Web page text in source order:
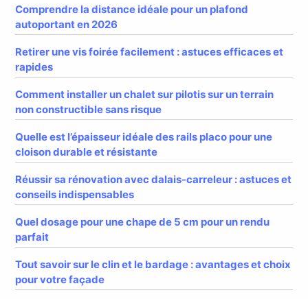
Comprendre la distance idéale pour un plafond
autoportant en 2026
Retirer une vis foirée facilement : astuces efficaces et
rapides
Comment installer un chalet sur pilotis sur un terrain
non constructible sans risque
Quelle est l’épaisseur idéale des rails placo pour une
cloison durable et résistante
Réussir sa rénovation avec dalais-carreleur : astuces et
conseils indispensables
Quel dosage pour une chape de 5 cm pour un rendu
parfait
Tout savoir sur le clin et le bardage : avantages et choix
pour votre façade